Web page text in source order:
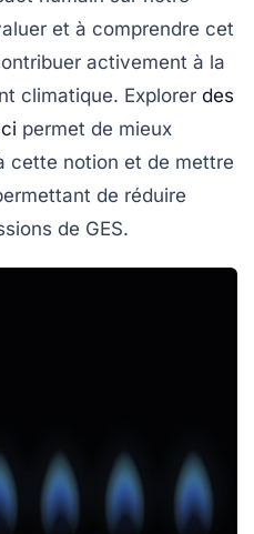
et à comprendre cet
activement à la
climatique. Explorer des
permet de mieux
cette notion et de mettre
de réduire
de GES.